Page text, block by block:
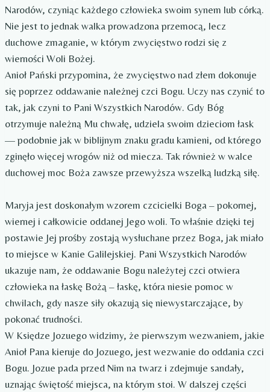
Narodów, czyniąc każdego człowieka swoim synem lub córką.
Nie jest to jednak walka prowadzona przemocą, lecz
duchowe zmaganie, w którym zwycięstwo rodzi się z
wierności Woli Bożej.
Anioł Pański przypomina, że zwycięstwo nad złem dokonuje
się poprzez oddawanie należnej czci Bogu. Uczy nas czynić to
tak, jak czyni to Pani Wszystkich Narodów. Gdy Bóg
otrzymuje należną Mu chwałę, udziela swoim dzieciom łask
— podobnie jak w biblijnym znaku gradu kamieni, od którego
zginęło więcej wrogów niż od miecza. Tak również w walce
duchowej moc Boża zawsze przewyższa wszelką ludzką siłę.
Maryja jest doskonałym wzorem czcicielki Boga – pokornej,
wiernej i całkowicie oddanej Jego woli. To właśnie dzięki tej
postawie Jej prośby zostają wysłuchane przez Boga, jak miało
to miejsce w Kanie Galilejskiej. Pani Wszystkich Narodów
ukazuje nam, że oddawanie Bogu należytej czci otwiera
człowieka na łaskę Bożą – łaskę, która niesie pomoc w
chwilach, gdy nasze siły okazują się niewystarczające, by
pokonać trudności.
W Księdze Jozuego widzimy, że pierwszym wezwaniem, jakie
Anioł Pana kieruje do Jozuego, jest wezwanie do oddania czci
Bogu. Jozue pada przed Nim na twarz i zdejmuje sandały,
uznając świętość miejsca, na którym stoi. W dalszej części